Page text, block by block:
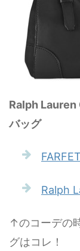
Ralph
バッグ
Ralph
↑のコーデの
グはコレ！